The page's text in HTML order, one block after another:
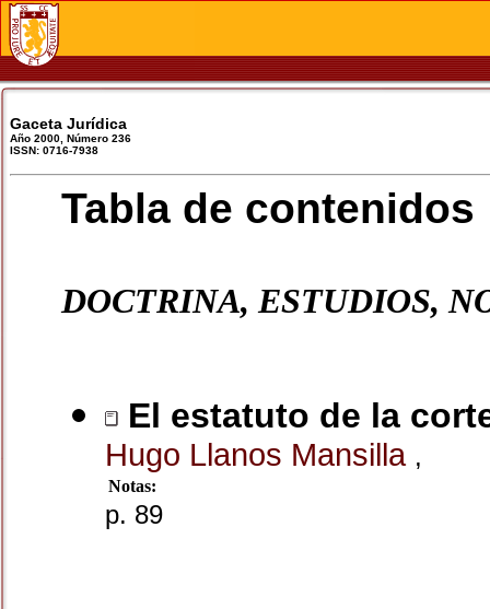
Gaceta Jurídica
Año 2000, Número 236
ISSN: 0716-7938
Tabla de contenidos
DOCTRINA, ESTUDIOS,
El estatuto de la
Hugo Llanos Mansilla ,
Notas:
p. 89